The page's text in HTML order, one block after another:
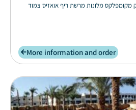
חלק מקומפלקס מלונות מרשת ריף אואזיס צמוד
More information and order